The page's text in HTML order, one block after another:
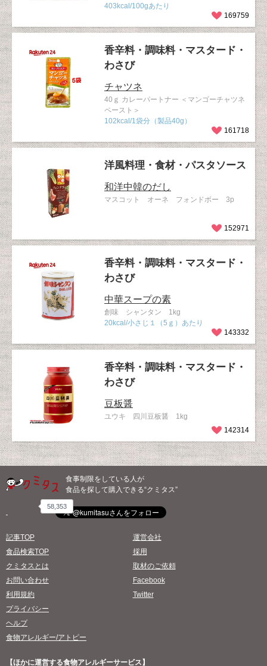
403kcal/100gあたり
169759
香辛料・調味料・マスタード・
わさび
チャツネ
40ｇ カレーパートナー ＜マンゴーチャツネ
ペースト＞
102kcal/1袋分（製品40g）
161718
洋風料理・食材・パスタソース
和洋中韓のだし
マスコット オーネ フォンドボー 3p
152971
香辛料・調味料・マスタード・
わさび
中華スープの素
創味 シャンタン 1kg
20kcal/小さじ１（5ｇ）あたり
143332
香辛料・調味料・マスタード・
わさび
豆板醤
ユウキ 四川豆板醤 1kg
142314
食事制限をしている人が
食品を探して購入できる“クミタス”
58,353
記事TOP
食品検索TOP
クミタスとは
お問い合わせ
利用規約
プライバシー
ヘルプ
食物アレルギー/アトピー
運営会社
採用
取材のご依頼
Facebook
Twitter
【ほかに運営する食物アレルギーサービス】